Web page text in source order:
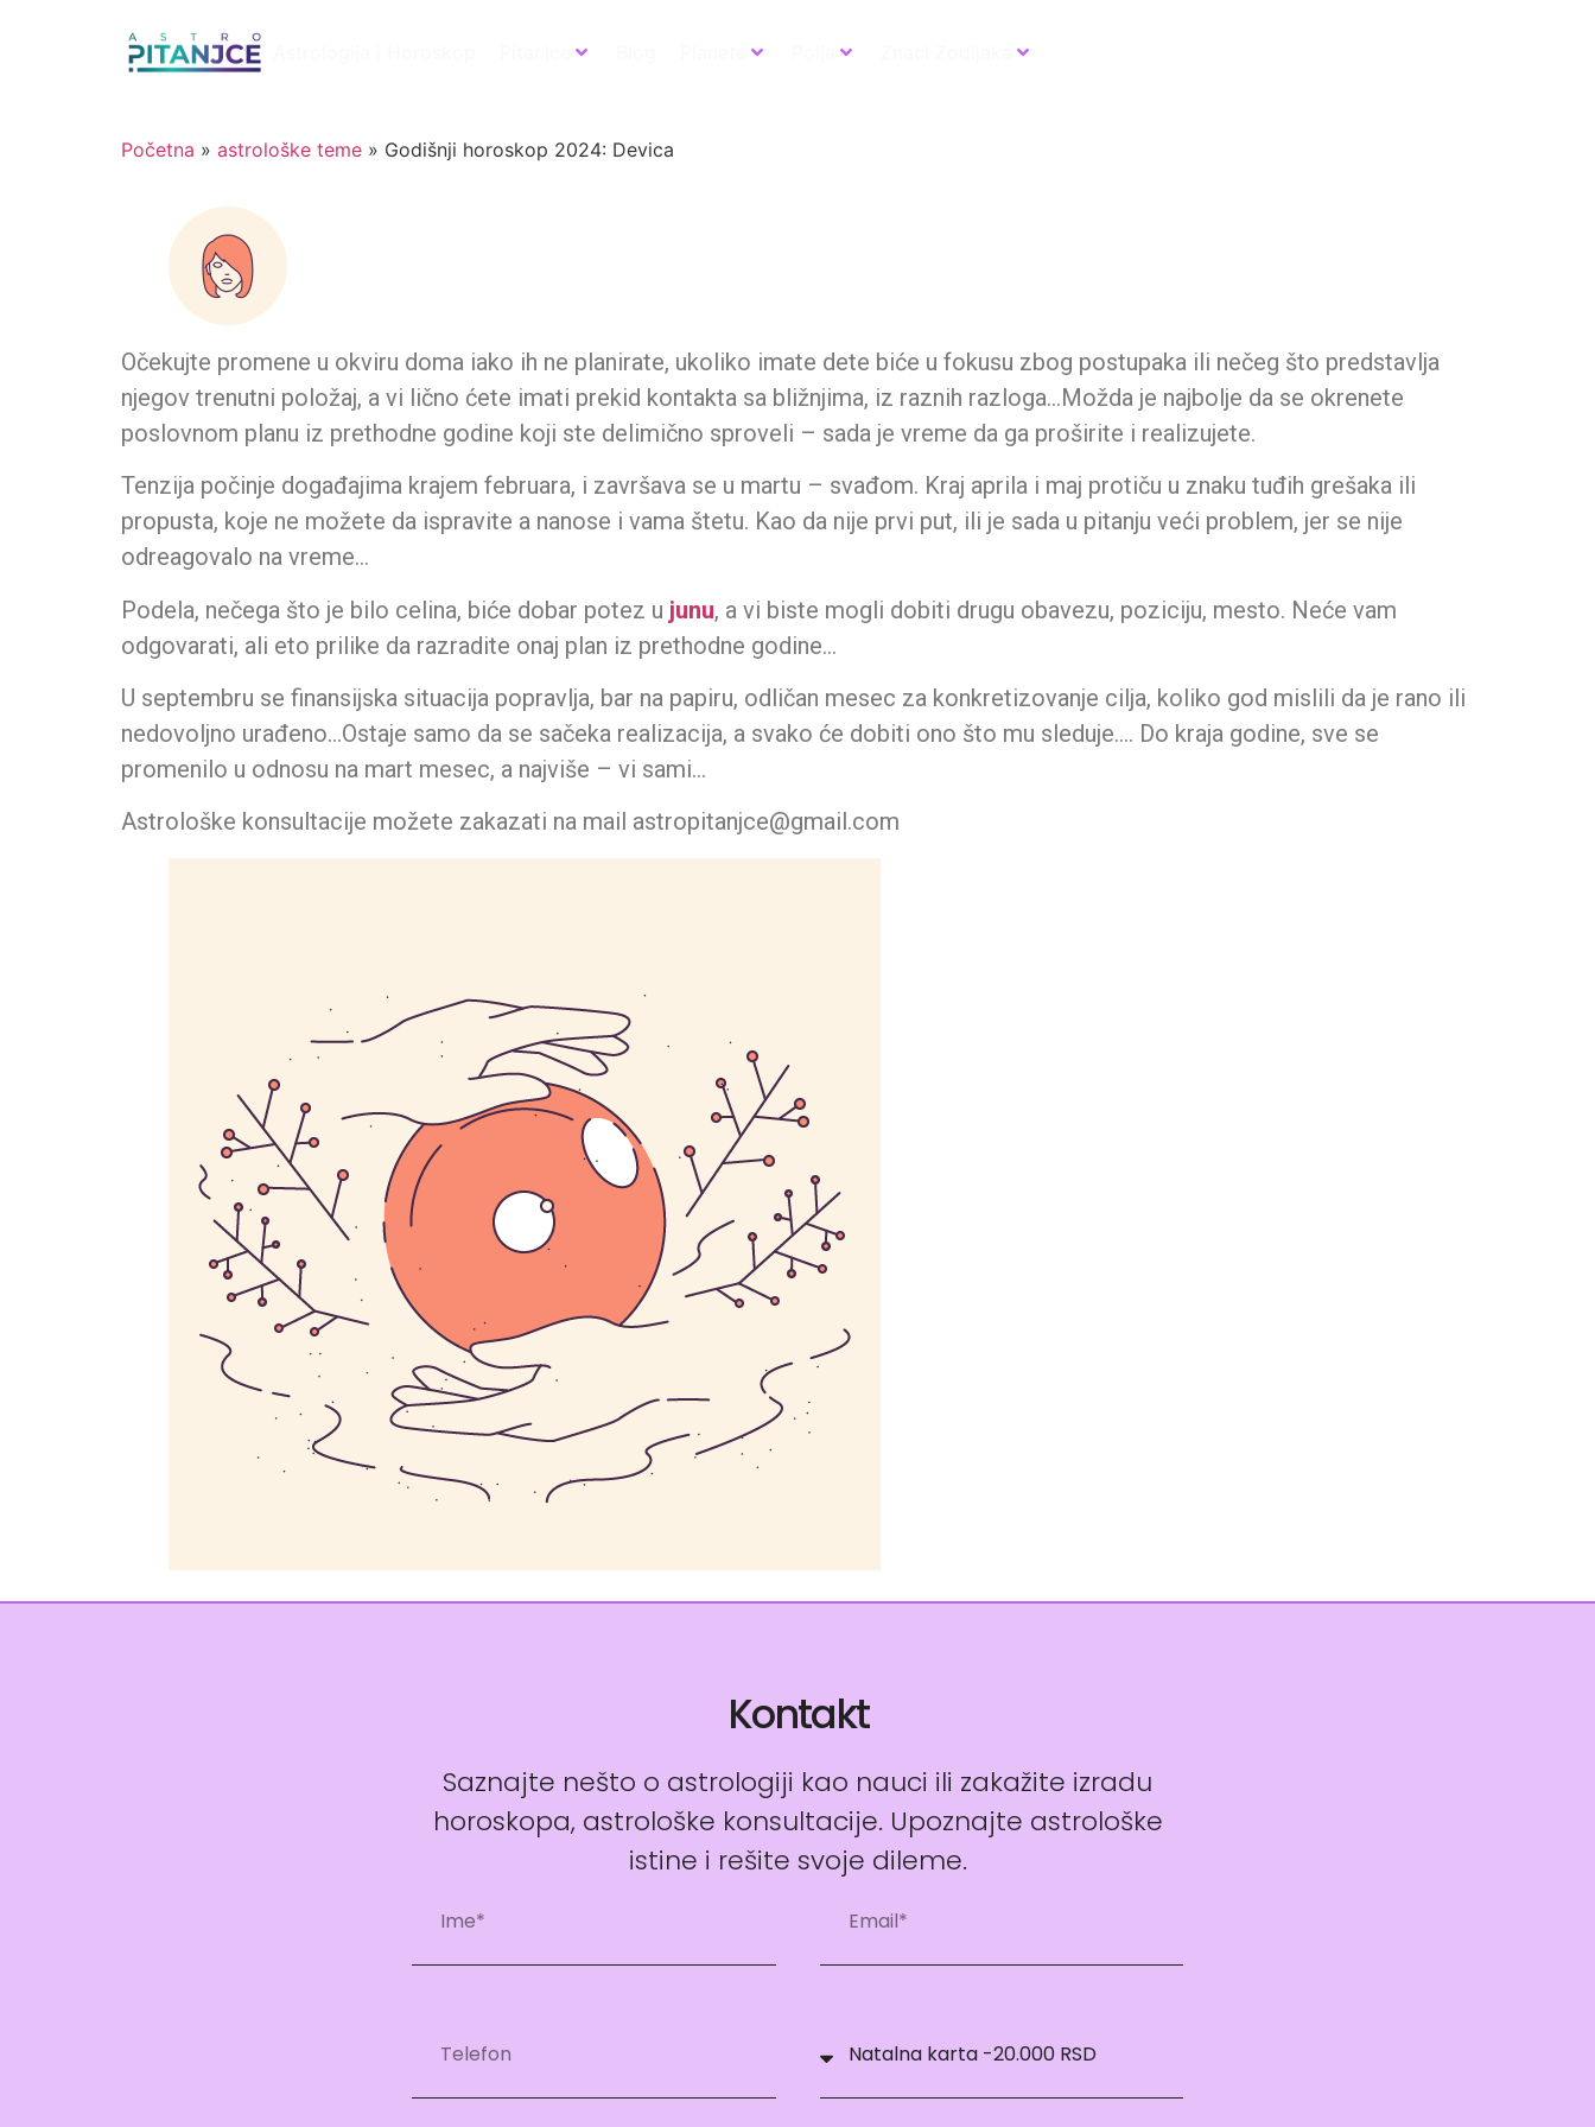
Početna » astrološke teme » Godišnji horoskop 2024: Devica
Očekujte promene u okviru doma iako ih ne planirate, ukoliko imate dete biće u fokusu zbog postupaka ili nečeg što predstavlja
njegov trenutni položaj, a vi lično ćete imati prekid kontakta sa bližnjima, iz raznih razloga…Možda je najbolje da se okrenete
poslovnom planu iz prethodne godine koji ste delimično sproveli – sada je vreme da ga proširite i realizujete.
Tenzija počinje događajima krajem februara, i završava se u martu – svađom. Kraj aprila i maj protiču u znaku tuđih grešaka ili
propusta, koje ne možete da ispravite a nanose i vama štetu. Kao da nije prvi put, ili je sada u pitanju veći problem, jer se nije
odreagovalo na vreme…
Podela, nečega što je bilo celina, biće dobar potez u junu, a vi biste mogli dobiti drugu obavezu, poziciju, mesto. Neće vam
odgovarati, ali eto prilike da razradite onaj plan iz prethodne godine…
U septembru se finansijska situacija popravlja, bar na papiru, odličan mesec za konkretizovanje cilja, koliko god mislili da je rano ili
nedovoljno urađeno…Ostaje samo da se sačeka realizacija, a svako će dobiti ono što mu sleduje…. Do kraja godine, sve se
promenilo u odnosu na mart mesec, a najviše – vi sami…
Astrološke konsultacije možete zakazati na mail astropitanjce@gmail.com
Kontakt
Saznajte nešto o astrologiji kao nauci ili zakažite izradu
horoskopa, astrološke konsultacije. Upoznajte astrološke
istine i rešite svoje dileme.